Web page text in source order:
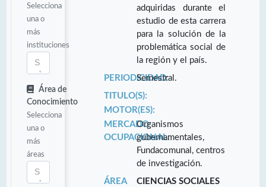
Selecciona
una o
más
instituciones
Área de
Conocimiento
Selecciona
una o
más
áreas
adquiridas durante el
estudio de esta carrera
para la solución de la
problemática social de
la región y el país.
PERIODICIDAD:
Semestral.
TITULO(S):
MOTOR(ES):
MERCADO
OCUPACIONAL:
Organismos
gubernamentales,
Fundacomunal, centros
de investigación.
ÁREA
CIENCIAS SOCIALES